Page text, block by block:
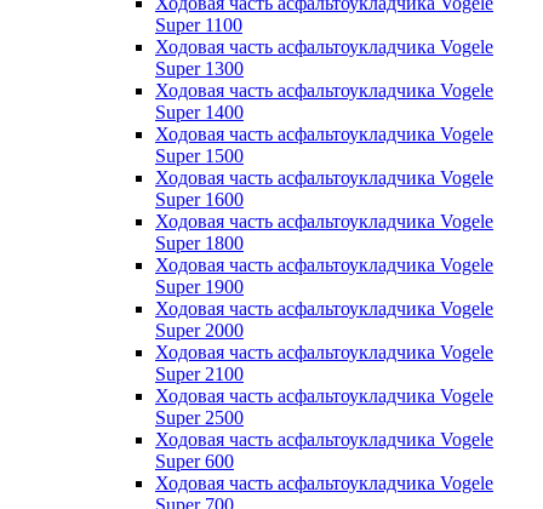
Super 1100
Ходовая часть асфальтоукладчика Vogele
Super 1300
Ходовая часть асфальтоукладчика Vogele
Super 1400
Ходовая часть асфальтоукладчика Vogele
Super 1500
Ходовая часть асфальтоукладчика Vogele
Super 1600
Ходовая часть асфальтоукладчика Vogele
Super 1800
Ходовая часть асфальтоукладчика Vogele
Super 1900
Ходовая часть асфальтоукладчика Vogele
Super 2000
Ходовая часть асфальтоукладчика Vogele
Super 2100
Ходовая часть асфальтоукладчика Vogele
Super 2500
Ходовая часть асфальтоукладчика Vogele
Super 600
Ходовая часть асфальтоукладчика Vogele
Super 700